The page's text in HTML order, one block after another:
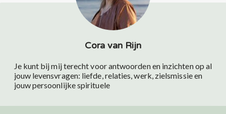
Cora van Rijn
Je kunt bij mij terecht voor antwoorden en inzichten op al
jouw levensvragen: liefde, relaties, werk, zielsmissie en
jouw persoonlijke spirituele